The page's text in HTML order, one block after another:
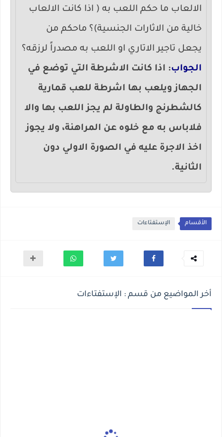
الالعاب ما حكم اللعب به ( اذا كانت الالعاب
خالية من الاثارات الجنسية)؟ ماحكم من
يجعل تاجير الاتاري او اللعب به مصدراً لرزقه؟
الجواب: اذا كانت الاشرطة التي توضع في
الجهاز ويلعب بها اشرطة للعب قمارية
كالشطرنج والطاولة لم يجز اللعب بها والا
فلاباس به مع خلوه عن المراهنة، ولا يجوز
اخذ الاجرة عليه في الصورة الاولي دون
الثانية.
الأقسام الإستفتاءات
أخر المواضيع من قسم : الإستفتاءات